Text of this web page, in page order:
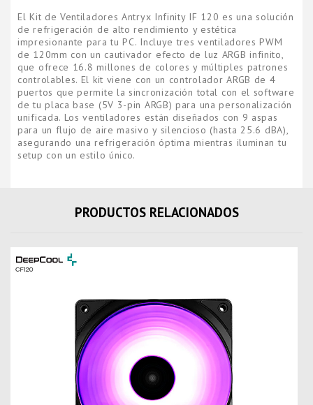
El Kit de Ventiladores Antryx Infinity IF 120 es una solución
de refrigeración de alto rendimiento y estética
impresionante para tu PC. Incluye tres ventiladores PWM
de 120mm con un cautivador efecto de luz ARGB infinito,
que ofrece 16.8 millones de colores y múltiples patrones
controlables. El kit viene con un controlador ARGB de 4
puertos que permite la sincronización total con el software
de tu placa base (5V 3-pin ARGB) para una personalización
unificada. Los ventiladores están diseñados con 9 aspas
para un flujo de aire masivo y silencioso (hasta 25.6 dBA),
asegurando una refrigeración óptima mientras iluminan tu
setup con un estilo único.
PRODUCTOS RELACIONADOS